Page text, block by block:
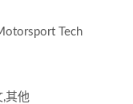
Tech
其他